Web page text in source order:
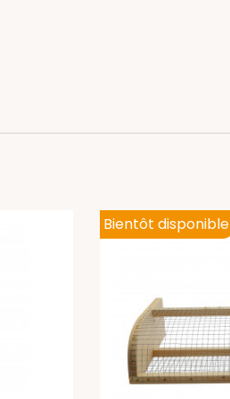
Bientôt disponible